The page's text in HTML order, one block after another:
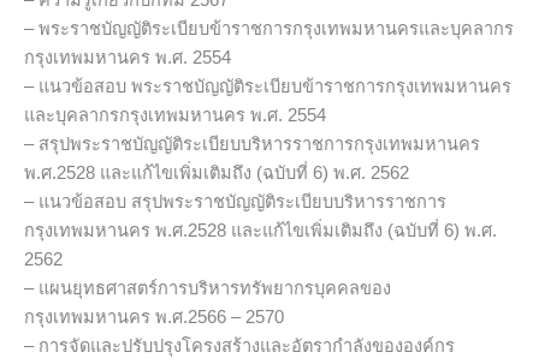
– พระราชบัญญัติระเบียบข้าราชการกรุงเทพมหานครและบุคลากร
กรุงเทพมหานคร พ.ศ. 2554
– แนวข้อสอบ พระราชบัญญัติระเบียบข้าราชการกรุงเทพมหานคร
และบุคลากรกรุงเทพมหานคร พ.ศ. 2554
– สรุปพระราชบัญญัติระเบียบบริหารราชการกรุงเทพมหานคร
พ.ศ.2528 และแก้ไขเพิ่มเติมถึง (ฉบับที่ 6) พ.ศ. 2562
– แนวข้อสอบ สรุปพระราชบัญญัติระเบียบบริหารราชการ
กรุงเทพมหานคร พ.ศ.2528 และแก้ไขเพิ่มเติมถึง (ฉบับที่ 6) พ.ศ.
2562
– แผนยุทธศาสตร์การบริหารทรัพยากรบุคคลของ
กรุงเทพมหานคร พ.ศ.2566 – 2570
– การจัดและปรับปรุงโครงสร้างและอัตรากำลังขององค์กร